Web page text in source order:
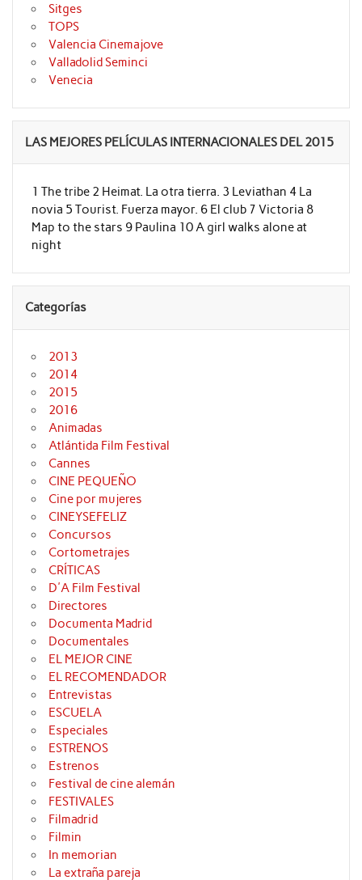
Sitges
TOPS
Valencia Cinemajove
Valladolid Seminci
Venecia
LAS MEJORES PELÍCULAS INTERNACIONALES DEL 2015
1 The tribe 2 Heimat. La otra tierra. 3 Leviathan 4 La
novia 5 Tourist. Fuerza mayor. 6 El club 7 Victoria 8
Map to the stars 9 Paulina 10 A girl walks alone at
night
Categorías
2013
2014
2015
2016
Animadas
Atlántida Film Festival
Cannes
CINE PEQUEÑO
Cine por mujeres
CINEYSEFELIZ
Concursos
Cortometrajes
CRÍTICAS
D'A Film Festival
Directores
Documenta Madrid
Documentales
EL MEJOR CINE
EL RECOMENDADOR
Entrevistas
ESCUELA
Especiales
ESTRENOS
Estrenos
Festival de cine alemán
FESTIVALES
Filmadrid
Filmin
In memorian
La extraña pareja